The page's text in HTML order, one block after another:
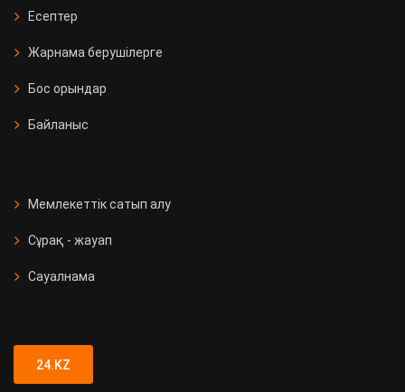
Есептер
Жарнама берушілерге
Бос орындар
Байланыс
Мемлекеттік сатып алу
Сұрақ - жауап
Сауалнама
24.KZ